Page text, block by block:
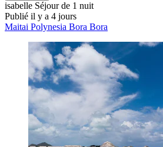
isabelle Séjour de 1 nuit
Publié il y a 4 jours
Maitai Polynesia Bora Bora